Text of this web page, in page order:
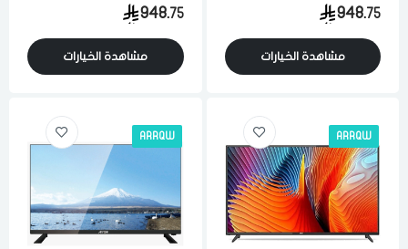
948.75
مشاهدة الخيارات
948.75
مشاهدة الخيارات
ARRQW
ARRQW